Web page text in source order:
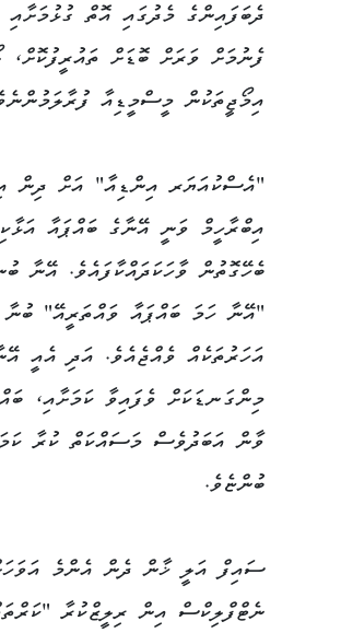
ދެބަފައިންގެ މެދުގައި އޮތް
ފެނުމަށް ވަރަށް ބޮޑަށް ތައުރީފުކޮށް،
އިމޯޖީތަކުން މީސްމީޑިއާ
"އެސްކުއަޔަރ އިންޑިއާ" އަށް ދިން
އިބްރާހީމް ވަނީ އޭނާގެ ބައްޕައާ
ބެހޭގޮތުން ވާހަކަދައްކާފައެވެ. އޭނާ
"އޭނާ ހަމަ ބައްޕައާ ވައްތަރީއޭ"
އަހަރުތަކެއް ވެއްޖެއެވެ. އަދި އެއީ
މިންގަނޑަކަށް ވެފައިވާ ކަމަށާއި،
ވާން އަބަދުވެސް މަސައްކަތް ކުރާ
ބުންޏެވެ.
ސައިފް އަލީ ޚާން ދެން އެންމެ
ނެޓްފްލިކްސް އިން ރިލީޒްކުރާ